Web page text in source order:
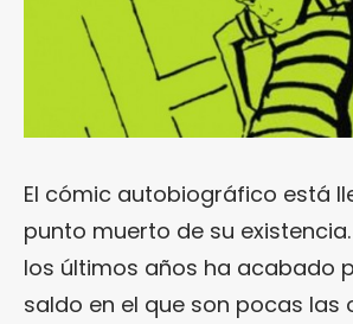
El cómic autobiográfico está
punto muerto de su
los últimos años ha acabado
saldo en el que son pocas las